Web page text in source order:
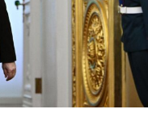
القطاع العقاري هو
“كل خطر يتهدده ينسحب
العاملين في البناء
الأولية وغيرها، ما يؤدي
اللبناني”.